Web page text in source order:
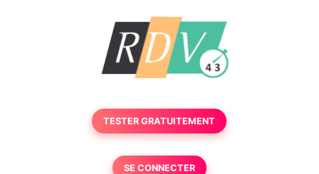
TESTER GRATUITEMENT
SE CONNECTER